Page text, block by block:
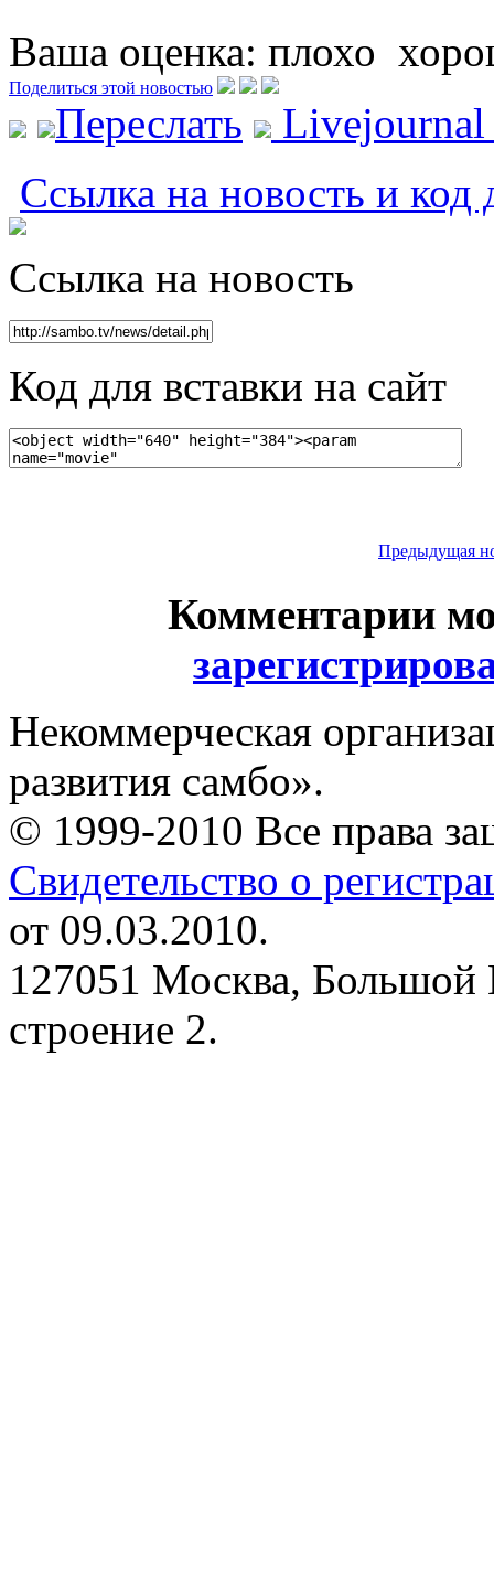
Ваша оценка: плохо
Поделиться этой новостью
Переслать
Ссылка на новость и код
Ссылка на новость
Код для вставки на сайт
Предыдущая
Комментарии
Некоммерческая
развития самбо».
© 1999-2010 Все права
Свидетельство о
от 09.03.2010.
127051 Москва, Большой
строение 2.